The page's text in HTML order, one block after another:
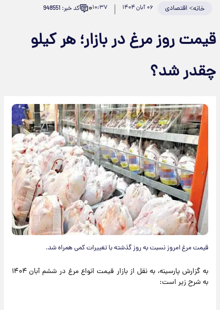
خانه>اقتصادی ۰۶ آبان ۱۴۰۴ ۱۰:۳۷۰ کد خبر: 948551
قیمت روز مرغ در بازار؛ هر کیلو
چقدر شد؟
قیمت مرغ امروز نسبت به روز گذشته با تغییرات کمی همراه شد.
به گزارش پارسینه، به نقل از بازار قیمت انواع مرغ در ششم آبان ۱۴۰۴
به شرح زیر است: